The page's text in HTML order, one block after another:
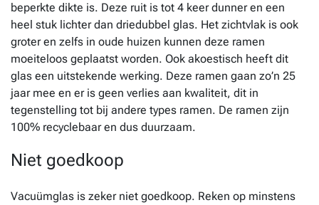
beperkte dikte is. Deze ruit is tot 4 keer dunner en een
heel stuk lichter dan driedubbel glas. Het zichtvlak is ook
groter en zelfs in oude huizen kunnen deze ramen
moeiteloos geplaatst worden. Ook akoestisch heeft dit
glas een uitstekende werking. Deze ramen gaan zo’n 25
jaar mee en er is geen verlies aan kwaliteit, dit in
tegenstelling tot bij andere types ramen. De ramen zijn
100% recyclebaar en dus duurzaam.
Niet goedkoop
Vacuümglas is zeker niet goedkoop. Reken op minstens